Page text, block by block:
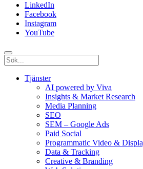
LinkedIn
Facebook
Instagram
YouTube
Tjänster
AI powered by Viva
Insights & Market Research
Media Planning
SEO
SEM – Google Ads
Paid Social
Programmatic Video &
Data & Tracking
Creative & Branding